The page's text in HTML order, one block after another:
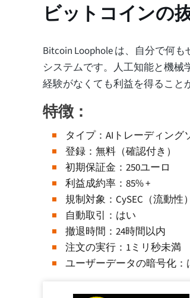
ビットコインの
Bitcoin Loophole は、自分で何
システムです。人工知能と機
経験がなくても利益を得ること
特徴：
タイプ：AIトレーディング
登録：無料（確認付き）
初期保証金：250ユーロ
利益成約率：85% +
規制対象：CySEC（流動性）
自動取引：はい
撤退時間：24時間以内
注文の実行：1ミリ秒未満
ユーザーデータの暗号化：